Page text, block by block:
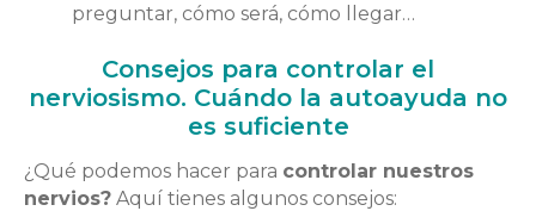
preguntar, cómo será, cómo llegar…
Consejos para controlar el
nerviosismo. Cuándo la autoayuda no
es suficiente
¿Qué podemos hacer para controlar nuestros
nervios? Aquí tienes algunos consejos: